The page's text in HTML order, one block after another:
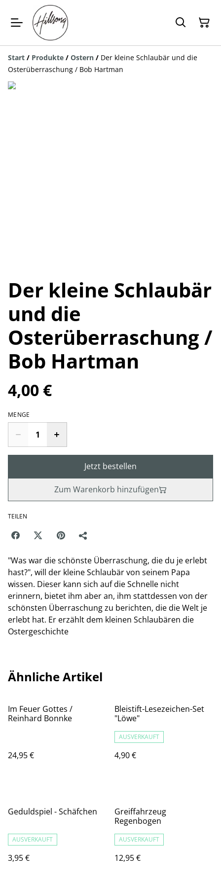
Start / Produkte / Ostern / Der kleine Schlaubär und die
Osterüberraschung / Bob Hartman
Der kleine Schlaubär
und die
Osterüberraschung /
Bob Hartman
4,00 €
MENGE
Jetzt bestellen
Zum Warenkorb hinzufügen
TEILEN
"Was war die schönste Überraschung, die du je erlebt
hast?", will der kleine Schlaubär von seinem Papa
wissen. Dieser kann sich auf die Schnelle nicht
erinnern, bietet ihm aber an, ihm stattdessen von der
schönsten Überraschung zu berichten, die die Welt je
erlebt hat. Er erzählt dem kleinen Schlaubären die
Ostergeschichte
Ähnliche Artikel
Im Feuer Gottes /
Reinhard Bonnke
24,95 €
Bleistift-Lesezeichen-Set
"Löwe"
AUSVERKAUFT
4,90 €
Geduldspiel - Schäfchen
AUSVERKAUFT
3,95 €
Greiffahrzeug
Regenbogen
AUSVERKAUFT
12,95 €